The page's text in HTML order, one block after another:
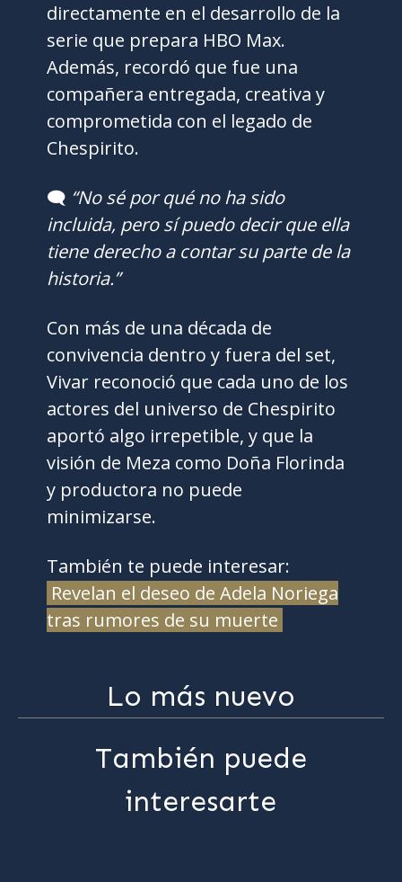
directamente en el desarrollo de la
serie que prepara HBO Max.
Además, recordó que fue una
compañera entregada, creativa y
comprometida con el legado de
Chespirito.
🗨️ “No sé por qué no ha sido
incluida, pero sí puedo decir que ella
tiene derecho a contar su parte de la
historia.”
Con más de una década de
convivencia dentro y fuera del set,
Vivar reconoció que cada uno de los
actores del universo de Chespirito
aportó algo irrepetible, y que la
visión de Meza como Doña Florinda
y productora no puede
minimizarse.
También te puede interesar:
Revelan el deseo de Adela Noriega
tras rumores de su muerte
Lo más nuevo
También puede
interesarte